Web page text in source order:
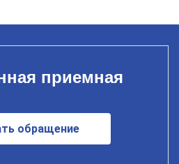
приемная
обращение